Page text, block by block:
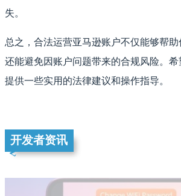
失。
总之，合法运营亚马逊账户不仅能够帮助
还能避免因账户问题带来的合规风险。
提供一些实用的法律建议和操作指导。
开发者资讯